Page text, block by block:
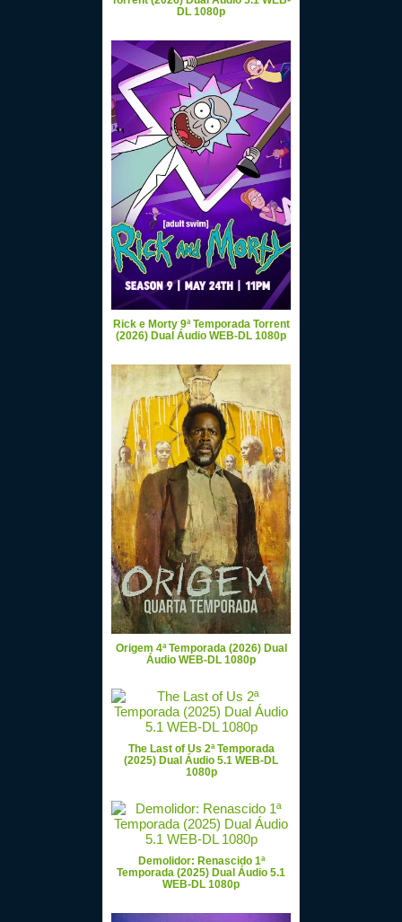
DL 1080p
Rick e Morty 9ª Temporada Torrent
(2026) Dual Áudio WEB-DL 1080p
Origem 4ª Temporada (2026) Dual
Áudio WEB-DL 1080p
The Last of Us 2ª Temporada
(2025) Dual Áudio 5.1 WEB-DL
1080p
Demolidor: Renascido 1ª
Temporada (2025) Dual Áudio 5.1
WEB-DL 1080p